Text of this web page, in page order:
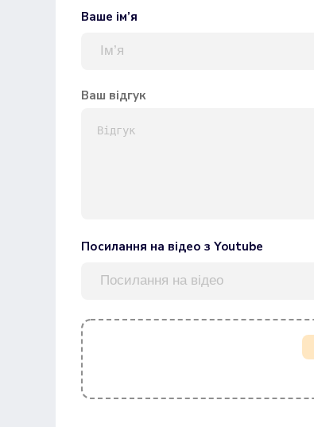
Ваше ім’я
Ваш відгук
Посилання на відео з Youtube